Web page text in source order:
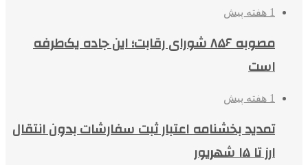
1 هفته پیش
مصوبه ۸۵۶ شورای رقابت؛ این جاده یک‌طرفه
است
1 هفته پیش
تمدید بخشنامه اعتبار ثبت سفارشات بدون انتقال
ارز تا ۱۵ شهریور